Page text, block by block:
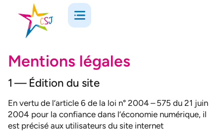
Mentions légales
1 — Édition du site
En vertu de l’article 6 de la loi n° 2004 – 575 du 21 juin
2004 pour la confiance dans l’économie numérique, il
est précisé aux utilisateurs du site internet